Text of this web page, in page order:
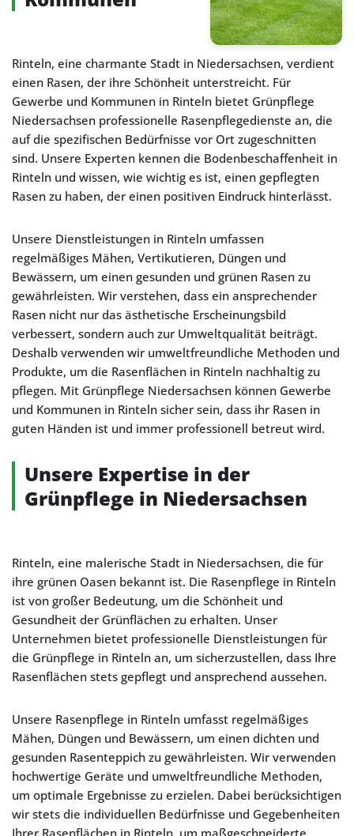
Rinteln, eine charmante Stadt in Niedersachsen, verdient
einen Rasen, der ihre Schönheit unterstreicht. Für
Gewerbe und Kommunen in Rinteln bietet Grünpflege
Niedersachsen professionelle Rasenpflegedienste an, die
auf die spezifischen Bedürfnisse vor Ort zugeschnitten
sind. Unsere Experten kennen die Bodenbeschaffenheit in
Rinteln und wissen, wie wichtig es ist, einen gepflegten
Rasen zu haben, der einen positiven Eindruck hinterlässt.
Unsere Dienstleistungen in Rinteln umfassen
regelmäßiges Mähen, Vertikutieren, Düngen und
Bewässern, um einen gesunden und grünen Rasen zu
gewährleisten. Wir verstehen, dass ein ansprechender
Rasen nicht nur das ästhetische Erscheinungsbild
verbessert, sondern auch zur Umweltqualität beiträgt.
Deshalb verwenden wir umweltfreundliche Methoden und
Produkte, um die Rasenflächen in Rinteln nachhaltig zu
pflegen. Mit Grünpflege Niedersachsen können Gewerbe
und Kommunen in Rinteln sicher sein, dass ihr Rasen in
guten Händen ist und immer professionell betreut wird.
Unsere Expertise in der
Grünpflege in Niedersachsen
Rinteln, eine malerische Stadt in Niedersachsen, die für
ihre grünen Oasen bekannt ist. Die Rasenpflege in Rinteln
ist von großer Bedeutung, um die Schönheit und
Gesundheit der Grünflächen zu erhalten. Unser
Unternehmen bietet professionelle Dienstleistungen für
die Grünpflege in Rinteln an, um sicherzustellen, dass Ihre
Rasenflächen stets gepflegt und ansprechend aussehen.
Unsere Rasenpflege in Rinteln umfasst regelmäßiges
Mähen, Düngen und Bewässern, um einen dichten und
gesunden Rasenteppich zu gewährleisten. Wir verwenden
hochwertige Geräte und umweltfreundliche Methoden,
um optimale Ergebnisse zu erzielen. Dabei berücksichtigen
wir stets die individuellen Bedürfnisse und Gegebenheiten
Ihrer Rasenflächen in Rinteln, um maßgeschneiderte